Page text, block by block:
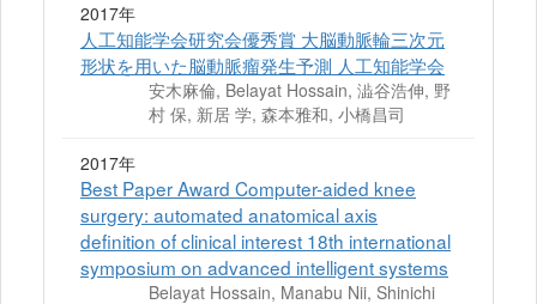
2017年
人工知能学会研究会優秀賞 大脳動脈輪三次元
形状を用いた脳動脈瘤発生予測 人工知能学会
安木麻倫, Belayat Hossain, 澁谷浩伸, 野
村 保, 新居 学, 森本雅和, 小橋昌司
2017年
Best Paper Award Computer-aided knee
surgery: automated anatomical axis
definition of clinical interest 18th international
symposium on advanced intelligent systems
Belayat Hossain, Manabu Nii, Shinichi